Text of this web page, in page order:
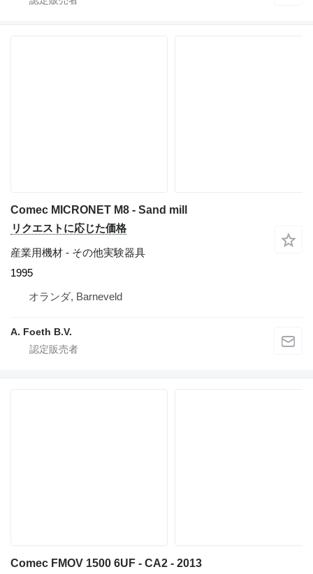
Comec MICRONET M8 - Sand mill
リクエストに応じた価格
産業用機材 - その他実験器具
1995
オランダ, Barneveld
A. Foeth B.V.
Comec FMOV 1500 6UF - CA2 - 2013